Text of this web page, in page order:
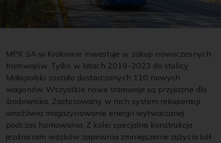
MPK SA w Krakowie inwestuje w zakup nowoczesnych
tramwajów. Tylko w latach 2019-2023 do stolicy
Małopolski zostało dostarczonych 110 nowych
wagonów. Wszystkie nowe tramwaje są przyjazne dla
środowiska. Zastosowany w nich system rekuperacji
umożliwia magazynowanie energii wytwarzanej
podczas hamowania. Z kolei specjalna konstrukcja
jezdna ram wózków zapewnia zmniejszenie zużycia kół